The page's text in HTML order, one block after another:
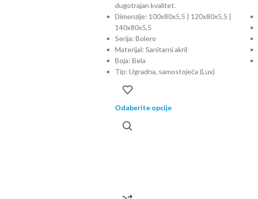
dugotrajan kvalitet.
Dimenzije: 100x80x5,5 | 120x80x5,5 |
140x80x5,5
Serija: Bolero
Materijal: Sanitarni akril
Boja: Bela
Tip: Ugradna, samostojeća (Lux)
Odaberite opcije